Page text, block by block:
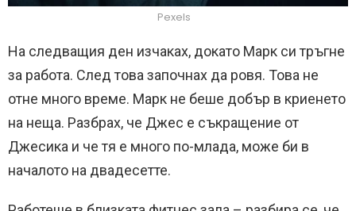
Pexels
На следващия ден изчаках, докато Марк си тръгне
за работа. След това започнах да ровя. Това не
отне много време. Марк не беше добър в криенето
на неща. Разбрах, че Джес е съкращение от
Джесика и че тя е много по-млада, може би в
началото на двадесетте.